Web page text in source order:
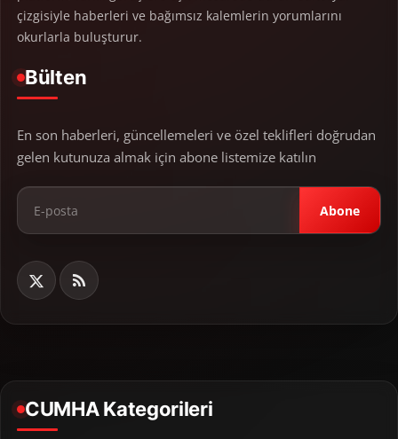
çizgisiyle haberleri ve bağımsız kalemlerin yorumlarını
okurlarla buluşturur.
Bülten
En son haberleri, güncellemeleri ve özel teklifleri doğrudan
gelen kutunuza almak için abone listemize katılın
Abone
CUMHA Kategorileri